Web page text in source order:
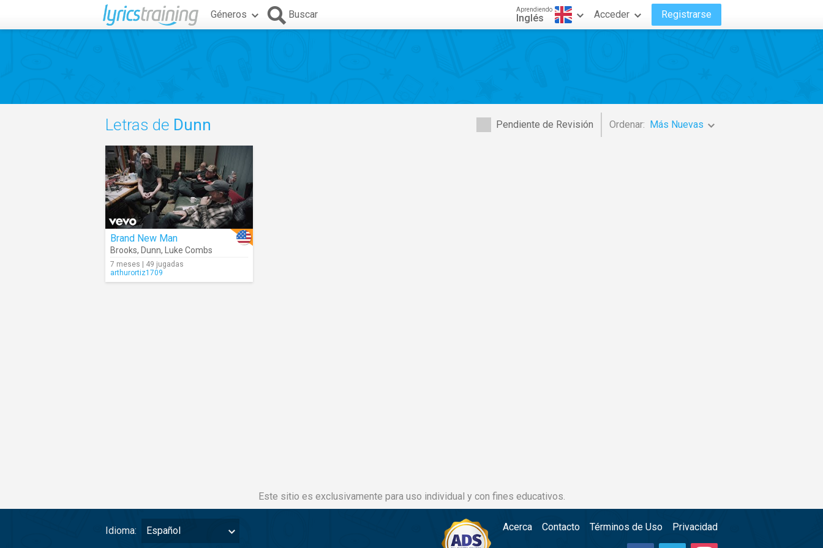
Géneros Buscar Aprendiendo
Inglés Acceder Registrarse
Pendiente de Revisión Ordenar: Más Nuevas
Letras de Dunn
Brand New Man
Brooks, Dunn, Luke Combs
7 meses | 49 jugadas
arthurortiz1709
Este sitio es exclusivamente para uso individual y con fines educativos.
Idioma: Español Acerca Contacto Términos de Uso Privacidad